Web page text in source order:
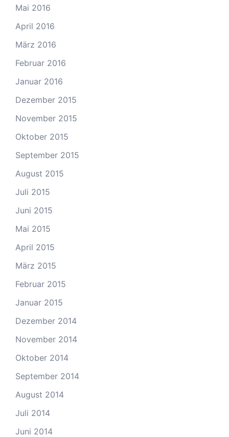
Mai 2016
April 2016
März 2016
Februar 2016
Januar 2016
Dezember 2015
November 2015
Oktober 2015
September 2015
August 2015
Juli 2015
Juni 2015
Mai 2015
April 2015
März 2015
Februar 2015
Januar 2015
Dezember 2014
November 2014
Oktober 2014
September 2014
August 2014
Juli 2014
Juni 2014